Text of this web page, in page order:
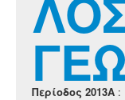
chesstu.be @ discord
Login
Περίοδος 2013A :